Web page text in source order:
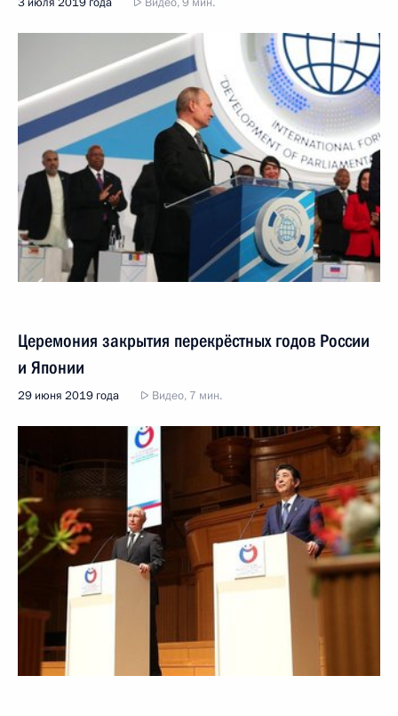
Церемония закрытия перекрёстных годов России
и Японии
29 июня 2019 года Видео, 7 мин.